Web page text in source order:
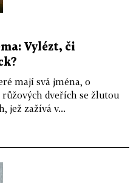
Vylézt, či
mají svá jména, o
dveřích se žlutou
jež zažívá v...